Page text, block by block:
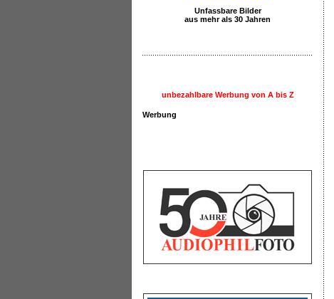
Unfassbare Bilder
aus mehr als 30 Jahren
unbezahlbare Werbung von A bis Z
Werbung